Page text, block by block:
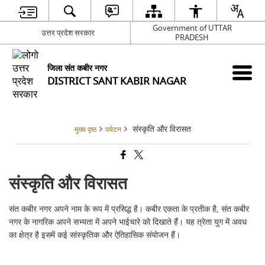
उत्तर प्रदेश सरकार
Government of UTTAR
PRADESH
जिला संत कबीर नगर
DISTRICT SANT KABIR NAGAR
मुख्य पृष्ठ पर्यटन संस्कृति और विरासत
संस्कृति और विरासत
संत कबीर नगर अपने नाम के रूप में प्रसिद्ध है। कबीर एकता के प्रतीक है, संत कबीर
नगर के नागरिक अपने सभ्यता में अपने भाईचारे को दिखाते हैं। यह त्रेता युग में अवध
का क्षेत्र है इसमें कई सांस्कृतिक और ऐतिहासिक संयोजन हैं।